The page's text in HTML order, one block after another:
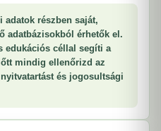
adatok részben saját,
adatbázisokból érhetők el.
edukációs céllal segíti a
mindig ellenőrizd az
és jogosultsági